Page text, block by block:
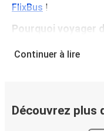
FlixBus !
Pourquoi voyager
confortablement
l'équipement à bord,
Continuer à lire
Découvrez plus